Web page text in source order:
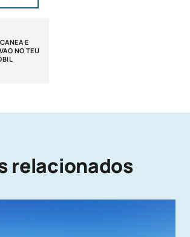
E
NO TEU
relacionados